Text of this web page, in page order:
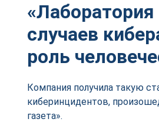
«Лаборатория
случаев
роль
Компания получила такую
киберинцидентов,
газета».